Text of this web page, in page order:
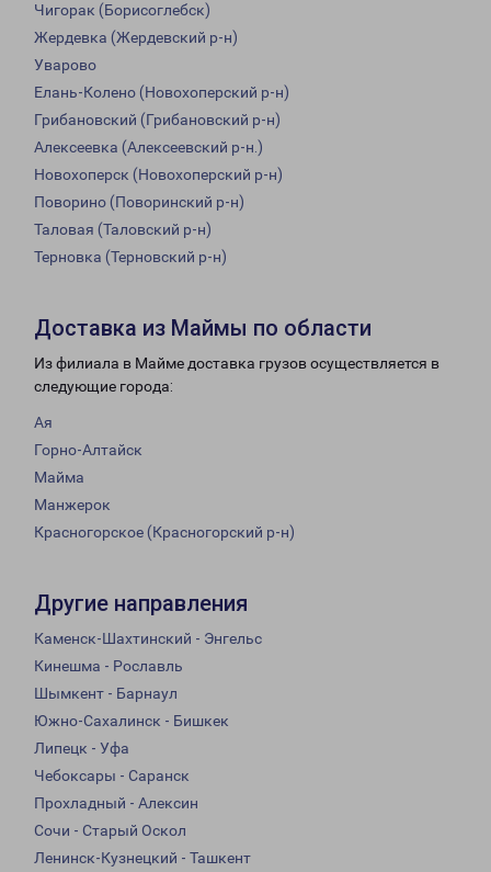
Чигорак (Борисоглебск)
Жердевка (Жердевский р-н)
Уварово
Елань-Колено (Новохоперский р-н)
Грибановский (Грибановский р-н)
Алексеевка (Алексеевский р-н.)
Новохоперск (Новохоперский р-н)
Поворино (Поворинский р-н)
Таловая (Таловский р-н)
Терновка (Терновский р-н)
Доставка из Маймы по области
Из филиала в Майме доставка грузов осуществляется в
следующие города:
Ая
Горно-Алтайск
Майма
Манжерок
Красногорское (Красногорский р-н)
Другие направления
Каменск-Шахтинский - Энгельс
Кинешма - Рославль
Шымкент - Барнаул
Южно-Сахалинск - Бишкек
Липецк - Уфа
Чебоксары - Саранск
Прохладный - Алексин
Сочи - Старый Оскол
Ленинск-Кузнецкий - Ташкент